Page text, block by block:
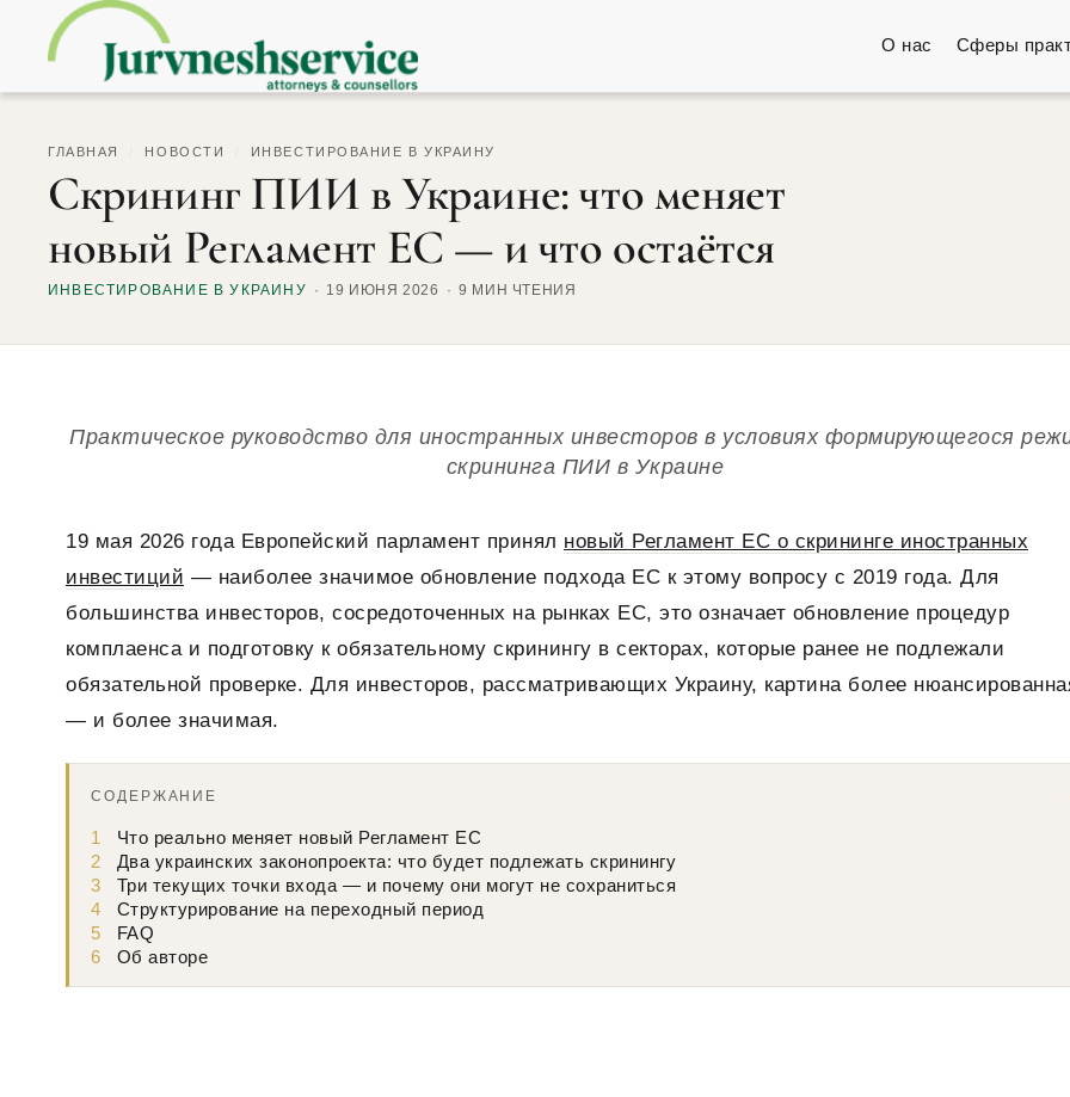
О нас Сферы
ГЛАВНАЯ НОВОСТИ ИНВЕСТИРОВАНИЕ В УКРАИНУ
Скрининг ПИИ в Украине: что меняет
новый Регламент ЕС — и что остаётся
ИНВЕСТИРОВАНИЕ В УКРАИНУ 19 ИЮНЯ 2026 9 МИН ЧТЕНИЯ
Практическое руководство для иностранных инвесторов в условиях формирующегося
скрининга ПИИ в Украине
19 мая 2026 года Европейский парламент принял новый Регламент ЕС о скрининге иностранных
инвестиций — наиболее значимое обновление подхода ЕС к этому вопросу с 2019 года. Для
большинства инвесторов, сосредоточенных на рынках ЕС, это означает обновление процедур
комплаенса и подготовку к обязательному скринингу в секторах, которые ранее не подлежали
обязательной проверке. Для инвесторов, рассматривающих Украину, картина более
— и более значимая.
СОДЕРЖАНИЕ
1
Что реально меняет новый Регламент ЕС
2
Два украинских законопроекта: что будет подлежать скринингу
3
Три текущих точки входа — и почему они могут не сохраниться
4
Структурирование на переходный период
5
FAQ
6
Об авторе